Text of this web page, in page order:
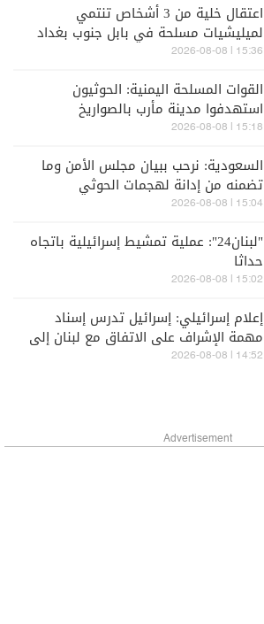
اعتقال خلية من 3 أشخاص تنتمي
لميليشيات مسلحة في بابل جنوب بغداد
وضبط طائرات مسيّرة حديثة كانت تُعد
15:36 | 2026-08-08
القوات المسلحة اليمنية: الحوثيون
استهدفوا مدينة مأرب بالصواريخ
15:18 | 2026-08-08
السعودية: نرحب ببيان مجلس الأمن وما
تضمنه من إدانة لهجمات الحوثي
الصاروخية ضد المملكة
15:04 | 2026-08-08
"لبنان24": عملية تمشيط إسرائيلية باتجاه
حداثا
15:02 | 2026-08-08
إعلام إسرائيلي: إسرائيل تدرس إسناد
مهمة الإشراف على الاتفاق مع لبنان إلى
سويسرا
14:52 | 2026-08-08
Advertisement